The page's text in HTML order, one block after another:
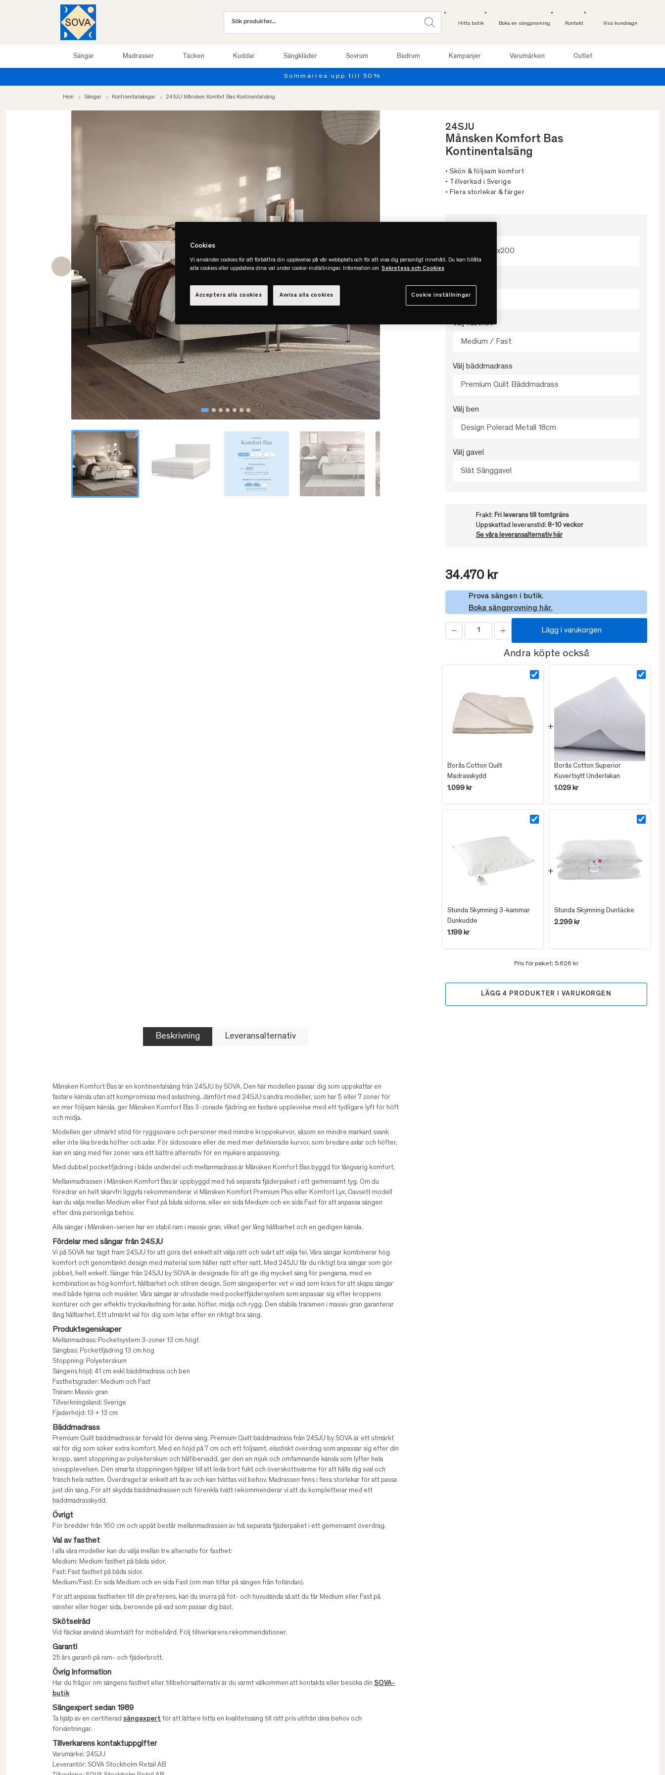
Hitta butik Boka en sängprovning Kontakt Visa kundvagn
Sängar Madrasser Täcken Kuddar Sängkläder Sovrum Badrum Kampanjer Varumärken Outlet
Provsov upp till 100 nätter. Läs mer
Hem Sängar Kontinentalsängar 24SJU Månsken Komfort Bas Kontinentalsäng
24SJU
Månsken Komfort Bas
Kontinentalsäng
• Skön & följsam komfort
• Tillverkad i Sverige
• Flera storlekar & färger
180x200
Beige
Välj fasthet
Medium / Fast
Välj bäddmadrass
Premium Quilt Bäddmadrass
Välj ben
Design Polerad Metall 18cm
Välj gavel
Slät Sänggavel
Frakt: Fri leverans till tomtgräns
Uppskattad leveranstid: 8-10 veckor
Se våra leveransalternativ här
34.470 kr
Prova sängen i butik.
Boka sängprovning här.
Lägg i varukorgen
Andra köpte också
Borås Cotton Quilt
Madrasskydd
1.099 kr
Borås Cotton Superior
Kuvertsytt Underlakan
1.029 kr
Stunda Skymning 3-kammar
Dunkudde
1.199 kr
Stunda Skymning Duntäcke
2.299 kr
Pris för paket: 5.626 kr
LÄGG 4 PRODUKTER I VARUKORGEN
Beskrivning Leveransalternativ
Månsken Komfort Bas är en kontinentalsäng från 24SJU by SOVA. Den här modellen passar dig som uppskattar en
fastare känsla utan att kompromissa med avlastning. Jämfört med 24SJU:s andra modeller, som har 5 eller 7 zoner för
en mer följsam känsla, ger Månsken Komfort Bas 3-zonade fjädring en fastare upplevelse med ett tydligare lyft för höft
och midja.
Modellen ger utmärkt stöd för ryggsovare och personer med mindre kroppskurvor, såsom en mindre markant svank
eller inte lika breda höfter och axlar. För sidosovare eller de med mer definierade kurvor, som bredare axlar och höfter,
kan en säng med fler zoner vara ett bättre alternativ för en mjukare anpassning.
Med dubbel pocketfjädring i både underdel och mellanmadrass är Månsken Komfort Bas byggd för långvarig komfort.
Mellanmadrassen i Månsken Komfort Bas är uppbyggd med två separata fjäderpaket i ett gemensamt tyg. Om du
föredrar en helt skarvfri liggyta rekommenderar vi Månsken Komfort Premium Plus eller Komfort Lyx. Oavsett modell
kan du välja mellan Medium eller Fast på båda sidorna, eller en sida Medium och en sida Fast för att anpassa sängen
efter dina personliga behov.
Alla sängar i Månsken-serien har en stabil ram i massiv gran, vilket ger lång hållbarhet och en gedigen känsla.
Fördelar med sängar från 24SJU
Vi på SOVA har tagit fram 24SJU för att göra det enkelt att välja rätt och svårt att välja fel. Våra sängar kombinerar hög
komfort och genomtänkt design med material som håller natt efter natt. Med 24SJU får du riktigt bra sängar som gör
jobbet, helt enkelt. Sängar från 24SJU by SOVA är designade för att ge dig mycket säng för pengarna, med en
kombination av hög komfort, hållbarhet och stilren design. Som sängexperter vet vi vad som krävs för att skapa sängar
med både hjärna och muskler. Våra sängar är utrustade med pocketfjädersystem som anpassar sig efter kroppens
konturer och ger effektiv tryckavlastning för axlar, höfter, midja och rygg. Den stabila träramen i massiv gran garanterar
lång hållbarhet. Ett utmärkt val för dig som letar efter en riktigt bra säng.
Produktegenskaper
Mellanmadrass: Pocketsystem 3-zoner 13 cm högt
Sängbas: Pocketfjädring 13 cm hög
Stoppning: Polyeterskum
Sängens höjd: 41 cm exkl bäddmadrass och ben
Fasthetsgrader: Medium och Fast
Träram: Massiv gran
Tillverkningsland: Sverige
Fjäderhöjd: 13 + 13 cm
Bäddmadrass
Premium Quilt bäddmadrass är förvald för denna säng. Premium Quilt bäddmadrass från 24SJU by SOVA är ett utmärkt
val för dig som söker extra komfort. Med en höjd på 7 cm och ett följsamt, elastiskt överdrag som anpassar sig efter din
kropp, samt stoppning av polyeterskum och hålfibervadd, ger den en mjuk och omfamnande känsla som lyfter hela
sovupplevelsen. Den smarta stoppningen hjälper till att leda bort fukt och överskottsvärme för att hålla dig sval och
fräsch hela natten. Överdraget är enkelt att ta av och kan tvättas vid behov. Madrassen finns i flera storlekar för att passa
just din säng. För att skydda bäddmadrassen och förenkla tvätt rekommenderar vi att du kompletterar med ett
bäddmadrasskydd.
Övrigt
För bredder från 160 cm och uppåt består mellanmadrassen av två separata fjäderpaket i ett gemensamt överdrag.
Val av fasthet
I alla våra modeller kan du välja mellan tre alternativ för fasthet:
Medium: Medium fasthet på båda sidor.
Fast: Fast fasthet på båda sidor.
Medium/Fast: En sida Medium och en sida Fast (om man tittar på sängen från fotändan).
För att anpassa fastheten till din preferens, kan du snurra på fot- och huvudända så att du får Medium eller Fast på
vänster eller höger sida, beroende på vad som passar dig bäst.
Skötselråd
Vid fläckar använd skumtvätt för möbelvård. Följ tillverkarens rekommendationer.
Garanti
25 års garanti på ram- och fjäderbrott.
Övrig information
Har du frågor om sängens fasthet eller tillbehörsalternativ är du varmt välkommen att kontakta eller besöka din SOVA-
butik
Sängexpert sedan 1989
Ta hjälp av en certifierad sängexpert för att lättare hitta en kvalitetssäng till rätt pris utifrån dina behov och
förväntningar.
Tillverkarens kontaktuppgifter
Varumärke: 24SJU
Leverantör: SOVA Stockholm Retail AB
Cookies
Vi använder cookies för att förbättra din upplevelse på vår webbplats och för att visa dig personligt innehåll. Du kan tillåta
alla cookies eller uppdatera dina val under cookie-inställningar. Information om Sekretess och Cookies
Cookie inställningar
Avvisa alla cookies
Acceptera alla cookies